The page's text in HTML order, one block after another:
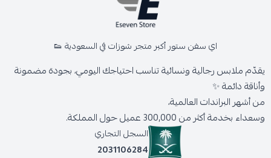
اي سفن ستور أكبر متجر شوزات في السعودية 👟
يقدّم ملابس رجالية ونسائية تناسب احتياجك اليومي، بجودة مضمونة
وأناقة دائمة ✨
من أشهر البراندات العالمية،
وسعداء بخدمة أكثر من 300,000 عميل حول المملكة.
السجل التجاري
2031106284